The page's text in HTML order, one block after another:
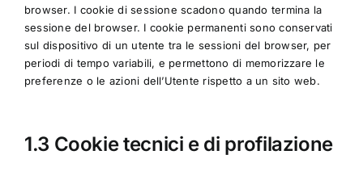
browser. I cookie di sessione scadono quando termina la
sessione del browser. I cookie permanenti sono conservati
sul dispositivo di un utente tra le sessioni del browser, per
periodi di tempo variabili, e permettono di memorizzare le
preferenze o le azioni dell’Utente rispetto a un sito web.
1.3 Cookie tecnici e di profilazione